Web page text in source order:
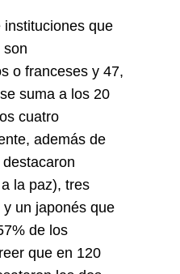
que
son
o franceses y 47,
suma a los 20
cuatro
además de
la paz), tres
un japonés que
de los
que en 120